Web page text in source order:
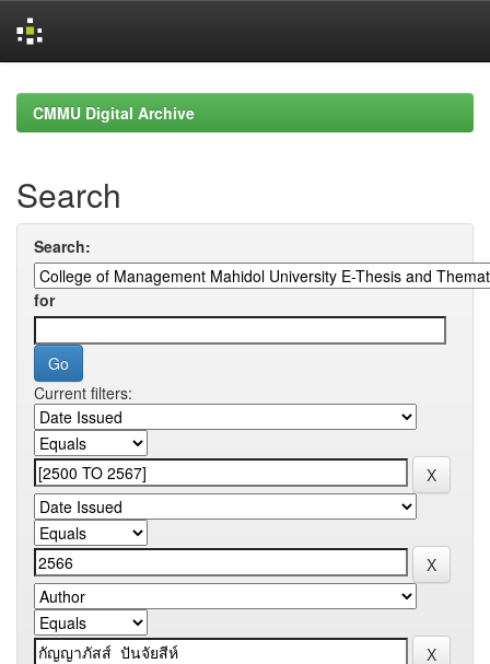
navigationCMMU Digital Archive
Search
Search:
for
Current filters: